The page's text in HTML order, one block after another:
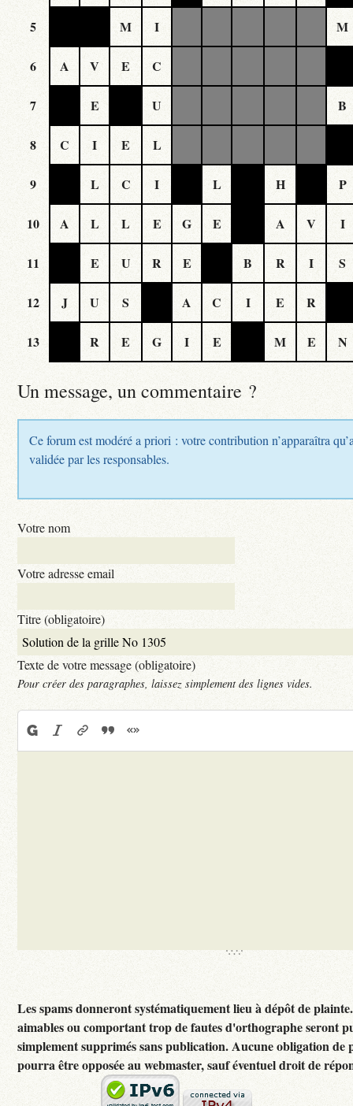
5 M I M
6 A V E C
7 E U B
8 C I E L
9 L C I L H P
10 A L L E G E A V I
11 E U R E B R I S
12 J U S A C I E R
13 R E G I E M E N
Un message, un commentaire ?
Ce forum est modéré a priori : votre contribution n’apparaîtra
validée par les responsables.
Votre nom
Votre adresse email
Titre (obligatoire)
Texte de votre message (obligatoire)
Pour créer des paragraphes, laissez simplement des lignes vides.
Les spams donneront systématiquement lieu à dépôt de
aimables ou comportant trop de fautes d'orthographe seront
simplement supprimés sans publication. Aucune obligation de
pourra être opposée au webmaster, sauf éventuel droit de